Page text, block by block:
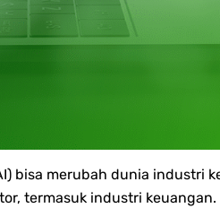
bisa merubah dunia industri
termasuk industri keuangan.